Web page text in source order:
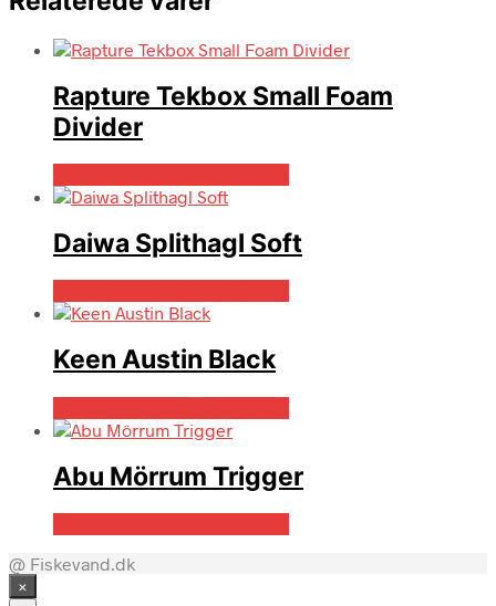
Rapture Tekbox Small Foam
Divider
Daiwa Splithagl Soft
Keen Austin Black
Abu Mörrum Trigger
@ Fiskevand.dk
×